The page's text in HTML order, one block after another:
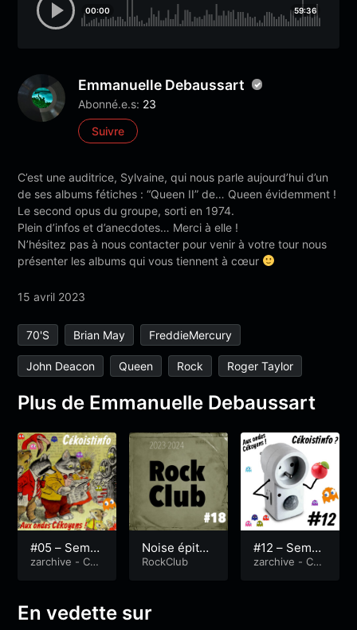
00:00 59:36
Emmanuelle Debaussart
Abonné.e.s: 23
Suivre
C’est une auditrice, Sylvaine, qui nous parle aujourd’hui d’un
de ses albums fétiches : “Queen II” de… Queen évidemment !
Le second opus du groupe, sorti en 1974.
Plein d’infos et d’anecdotes… Merci à elle !
N’hésitez pas à nous contacter pour venir à votre tour nous
présenter les albums qui vous tiennent à cœur
15 avril 2023
70's Brian May FreddieMercury
John Deacon Queen Rock Roger Taylor
Plus de Emmanuelle Debaussart
#05 – Semai
ne du 1er av
zarchive - Cék
Noise épitap
he
RockClub
#12 – Semai
ne du 3 juin
zarchive - Cék
En vedette sur